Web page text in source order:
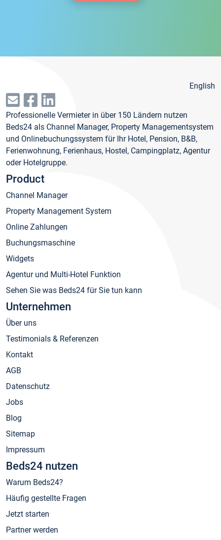
English
Professionelle Vermieter in über 150 Ländern nutzen
Beds24 als Channel Manager, Property Managementsystem
und Onlinebuchungssystem für Ihr Hotel, Pension, B&B,
Ferienwohnung, Ferienhaus, Hostel, Campingplatz, Agentur
oder Hotelgruppe.
Product
Channel Manager
Property Management System
Online Zahlungen
Buchungsmaschine
Widgets
Agentur und Multi-Hotel Funktion
Sehen Sie was Beds24 für Sie tun kann
Unternehmen
Über uns
Testimonials & Referenzen
Kontakt
AGB
Datenschutz
Jobs
Blog
Sitemap
Impressum
Beds24 nutzen
Warum Beds24?
Häufig gestellte Fragen
Jetzt starten
Partner werden